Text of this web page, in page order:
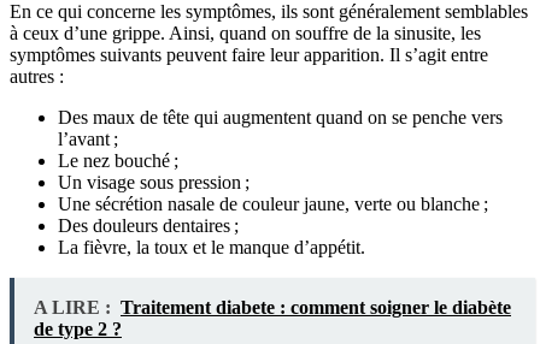
En ce qui concerne les symptômes, ils sont généralement semblables
à ceux d’une grippe. Ainsi, quand on souffre de la sinusite, les
symptômes suivants peuvent faire leur apparition. Il s’agit entre
autres :
Des maux de tête qui augmentent quand on se penche vers
l’avant ;
Le nez bouché ;
Un visage sous pression ;
Une sécrétion nasale de couleur jaune, verte ou blanche ;
Des douleurs dentaires ;
La fièvre, la toux et le manque d’appétit.
A LIRE : Traitement diabete : comment soigner le diabète
de type 2 ?